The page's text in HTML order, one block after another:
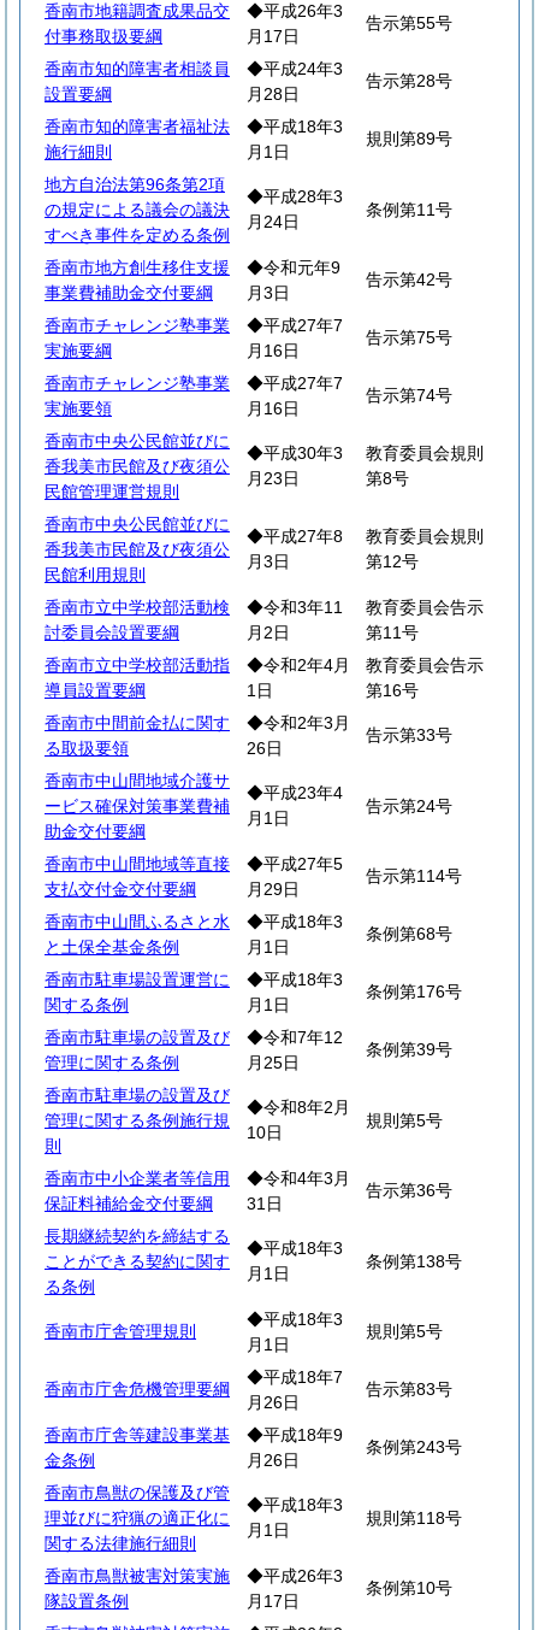
香南市地籍調査成果品交
付事務取扱要綱
◆平成26年3
月17日
告示第55号
香南市知的障害者相談員
設置要綱
◆平成24年3
月28日
告示第28号
香南市知的障害者福祉法
施行細則
◆平成18年3
月1日
規則第89号
地方自治法第96条第2項
の規定による議会の議決
すべき事件を定める条例
◆平成28年3
月24日
条例第11号
香南市地方創生移住支援
事業費補助金交付要綱
◆令和元年9
月3日
告示第42号
香南市チャレンジ塾事業
実施要綱
◆平成27年7
月16日
告示第75号
香南市チャレンジ塾事業
実施要領
◆平成27年7
月16日
告示第74号
香南市中央公民館並びに
香我美市民館及び夜須公
民館管理運営規則
◆平成30年3
月23日
教育委員会規則
第8号
香南市中央公民館並びに
香我美市民館及び夜須公
民館利用規則
◆平成27年8
月3日
教育委員会規則
第12号
香南市立中学校部活動検
討委員会設置要綱
◆令和3年11
月2日
教育委員会告示
第11号
香南市立中学校部活動指
導員設置要綱
◆令和2年4月
1日
教育委員会告示
第16号
香南市中間前金払に関す
る取扱要領
◆令和2年3月
26日
告示第33号
香南市中山間地域介護サ
ービス確保対策事業費補
助金交付要綱
◆平成23年4
月1日
告示第24号
香南市中山間地域等直接
支払交付金交付要綱
◆平成27年5
月29日
告示第114号
香南市中山間ふるさと水
と土保全基金条例
◆平成18年3
月1日
条例第68号
香南市駐車場設置運営に
関する条例
◆平成18年3
月1日
条例第176号
香南市駐車場の設置及び
管理に関する条例
◆令和7年12
月25日
条例第39号
香南市駐車場の設置及び
管理に関する条例施行規
則
◆令和8年2月
10日
規則第5号
香南市中小企業者等信用
保証料補給金交付要綱
◆令和4年3月
31日
告示第36号
長期継続契約を締結する
ことができる契約に関す
る条例
◆平成18年3
月1日
条例第138号
香南市庁舎管理規則
◆平成18年3
月1日
規則第5号
香南市庁舎危機管理要綱
◆平成18年7
月26日
告示第83号
香南市庁舎等建設事業基
金条例
◆平成18年9
月26日
条例第243号
香南市鳥獣の保護及び管
理並びに狩猟の適正化に
関する法律施行細則
◆平成18年3
月1日
規則第118号
香南市鳥獣被害対策実施
隊設置条例
◆平成26年3
月17日
条例第10号